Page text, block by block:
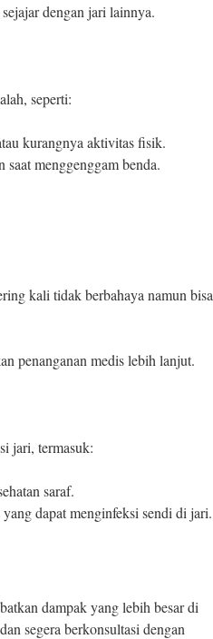
dengan jari lainnya.
seperti:
kurangnya aktivitas fisik.
menggenggam benda.
kali tidak berbahaya namun bisa
penanganan medis lebih lanjut.
jari, termasuk:
saraf.
dapat menginfeksi sendi di jari.
dampak yang lebih besar di
segera berkonsultasi dengan